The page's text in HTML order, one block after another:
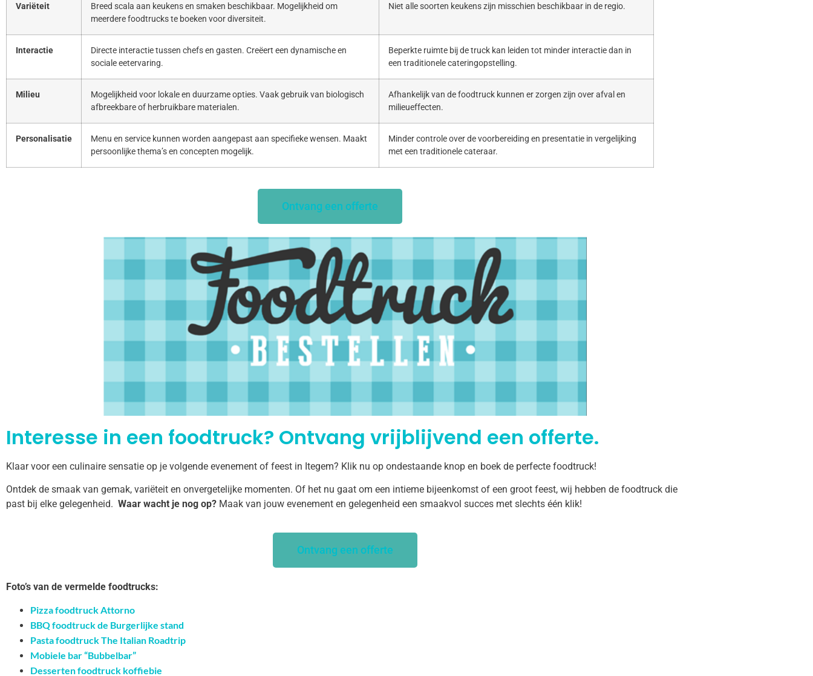
Variëteit
Breed scala aan keukens en smaken beschikbaar. Mogelijkheid om
meerdere foodtrucks te boeken voor diversiteit.
Niet alle soorten keukens zijn misschien beschikbaar in de regio.
Interactie
Directe interactie tussen chefs en gasten. Creëert een dynamische en
sociale eetervaring.
Beperkte ruimte bij de truck kan leiden tot minder interactie dan in
een traditionele cateringopstelling.
Milieu
Mogelijkheid voor lokale en duurzame opties. Vaak gebruik van biologisch
afbreekbare of herbruikbare materialen.
Afhankelijk van de foodtruck kunnen er zorgen zijn over afval en
milieueffecten.
Personalisatie
Menu en service kunnen worden aangepast aan specifieke wensen. Maakt
persoonlijke thema’s en concepten mogelijk.
Minder controle over de voorbereiding en presentatie in vergelijking
met een traditionele cateraar.
Ontvang een offerte
Interesse in een foodtruck? Ontvang vrijblijvend een offerte.
Klaar voor een culinaire sensatie op je volgende evenement of feest in Itegem? Klik nu op ondestaande knop en boek de perfecte foodtruck!
Ontdek de smaak van gemak, variëteit en onvergetelijke momenten. Of het nu gaat om een intieme bijeenkomst of een groot feest, wij hebben de foodtruck die
past bij elke gelegenheid. Waar wacht je nog op? Maak van jouw evenement en gelegenheid een smaakvol succes met slechts één klik!
Ontvang een offerte
Foto’s van de vermelde foodtrucks:
Pizza foodtruck Attorno
BBQ foodtruck de Burgerlijke stand
Pasta foodtruck The Italian Roadtrip
Mobiele bar “Bubbelbar”
Desserten foodtruck koffiebie